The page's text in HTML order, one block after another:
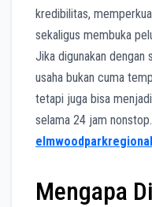
kredibilitas,
sekaligus membuka
Jika digunakan
usaha bukan cuma
tetapi juga bisa
selama 24 jam
Mengapa